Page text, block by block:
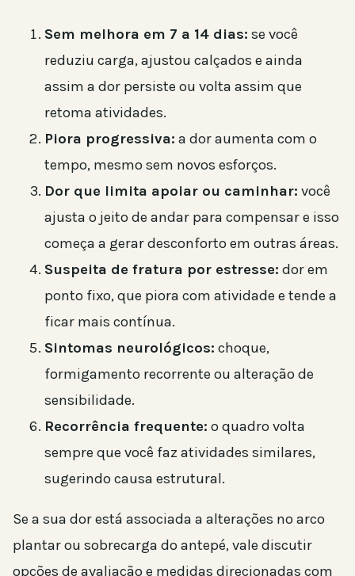
Sem melhora em 7 a 14 dias: se você
reduziu carga, ajustou calçados e ainda
assim a dor persiste ou volta assim que
retoma atividades.
Piora progressiva: a dor aumenta com o
tempo, mesmo sem novos esforços.
Dor que limita apoiar ou caminhar: você
ajusta o jeito de andar para compensar e isso
começa a gerar desconforto em outras áreas.
Suspeita de fratura por estresse: dor em
ponto fixo, que piora com atividade e tende a
ficar mais contínua.
Sintomas neurológicos: choque,
formigamento recorrente ou alteração de
sensibilidade.
Recorrência frequente: o quadro volta
sempre que você faz atividades similares,
sugerindo causa estrutural.
Se a sua dor está associada a alterações no arco
plantar ou sobrecarga do antepé, vale discutir
opções de avaliação e medidas direcionadas com